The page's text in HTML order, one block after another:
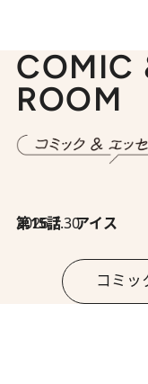
COMIC
ROOM
2026.7.30
第15話 アイス
コミッ